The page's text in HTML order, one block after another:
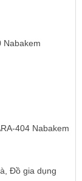
Nabakem
404 Nabakem
Đồ gia dụng